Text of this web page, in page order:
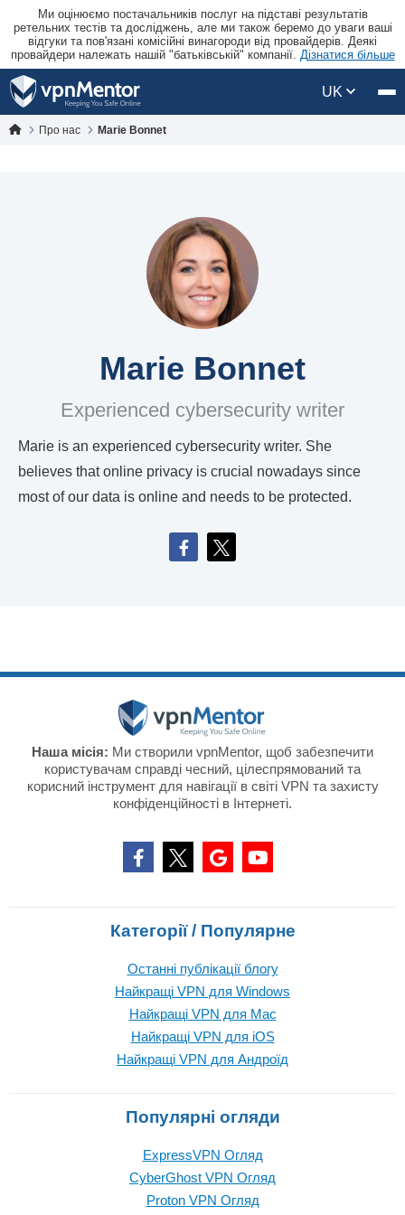
Ми оцінюємо постачальників послуг на підставі результатів
ретельних тестів та досліджень, але ми також беремо до уваги ваші
відгуки та пов'язані комісійні винагороди від провайдерів. Деякі
провайдери належать нашій "батьківській" компанії. Дізнатися більше
UK
Про нас Marie Bonnet
Marie Bonnet
Experienced cybersecurity writer
Marie is an experienced cybersecurity writer. She
believes that online privacy is crucial nowadays since
most of our data is online and needs to be protected.
Наша місія: Ми створили vpnMentor, щоб забезпечити
користувачам справді чесний, цілеспрямований та
корисний інструмент для навігації в світі VPN та захисту
конфіденційності в Інтернеті.
Категорії / Популярне
Останні публікації блогу
Найкращі VPN для Windows
Найкращі VPN для Mac
Найкращі VPN для iOS
Найкращі VPN для Андроїд
Популярні огляди
ExpressVPN Огляд
CyberGhost VPN Огляд
Proton VPN Огляд